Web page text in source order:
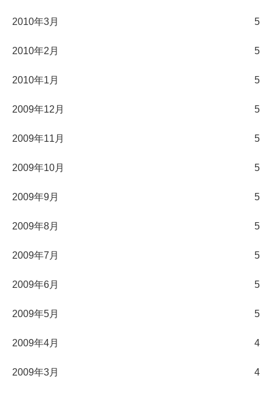
2010年3月 5
2010年2月 5
2010年1月 5
2009年12月 5
2009年11月 5
2009年10月 5
2009年9月 5
2009年8月 5
2009年7月 5
2009年6月 5
2009年5月 5
2009年4月 4
2009年3月 4